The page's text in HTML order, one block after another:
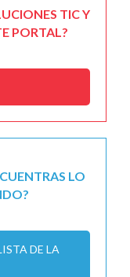
TIC Y
PORTAL?
LO
DE LA